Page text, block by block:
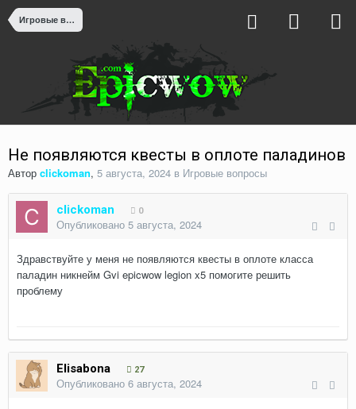
Игровые вопросы
Не появляются квесты в оплоте паладинов
Автор clickoman, 5 августа, 2024 в Игровые вопросы
clickoman 0
Опубликовано 5 августа, 2024
Здравствуйте у меня не появляются квесты в оплоте класса
паладин никнейм Gvi epicwow legion x5 помогите решить
проблему
Elisabona 27
Опубликовано 6 августа, 2024